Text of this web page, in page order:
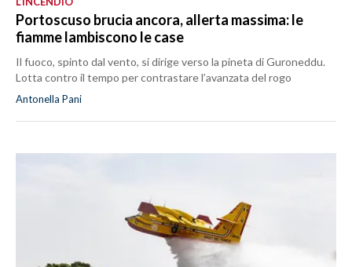
Portoscuso brucia ancora, allerta massima: le
fiamme lambiscono le case
Il fuoco, spinto dal vento, si dirige verso la pineta di Guroneddu.
Lotta contro il tempo per contrastare l’avanzata del rogo
Antonella Pani